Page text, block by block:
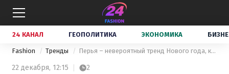
24 КАНАЛ ГЕОПОЛИТИКА ЭКОНОМИКА
Fashion Тренды Перья – невероятный тренд Нового года, который полюбили все инфлюенсеры: фото образов
22 декабря, 12:15 2